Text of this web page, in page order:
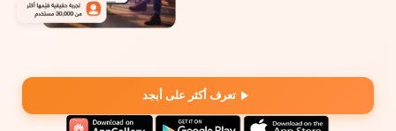
تعرف أكثر على أبجد